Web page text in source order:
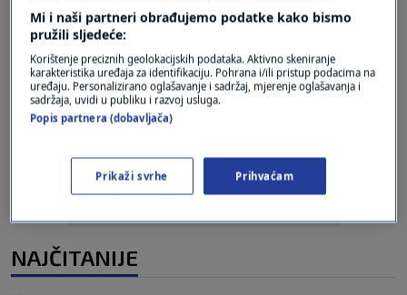
Oglas
NAJČITANIJE
Mi i naši partneri obrađujemo podatke kako bismo
pružili sljedeće:
Korištenje preciznih geolokacijskih podataka. Aktivno skeniranje
karakteristika uređaja za identifikaciju. Pohrana i/ili pristup podacima na
uređaju. Personalizirano oglašavanje i sadržaj, mjerenje oglašavanja i
sadržaja, uvidi u publiku i razvoj usluga.
Popis partnera (dobavljača)
Prikaži svrhe Prihvaćam